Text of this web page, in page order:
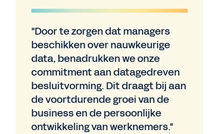
"Door te zorgen dat managers
beschikken over nauwkeurige
data, benadrukken we onze
commitment aan datagedreven
besluitvorming. Dit draagt bij aan
de voortdurende groei van de
business en de persoonlijke
ontwikkeling van werknemers."